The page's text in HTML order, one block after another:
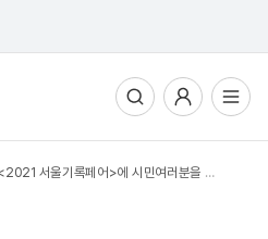
전체메뉴열기
<2021 서울기록페어>에 시민여러분을 초대합니다.